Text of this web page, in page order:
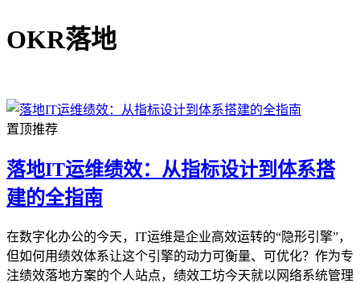
OKR落地
置顶推荐
落地IT运维绩效：从指标设计到体系搭
建的全指南
在数字化办公的今天，IT运维是企业高效运转的“隐形引擎”，
但如何用绩效体系让这个引擎的动力可衡量、可优化？作为专
注绩效落地方案的个人站点，绩效工坊今天就以网络系统管理